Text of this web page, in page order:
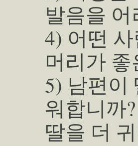
발음을
4) 어떤
머리가
5) 남편이
워합니까?
딸을 더